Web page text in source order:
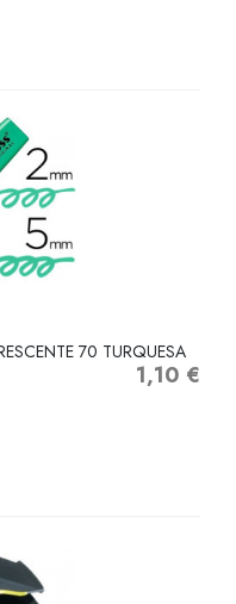
70 TURQUESA
Precio
1,10 €